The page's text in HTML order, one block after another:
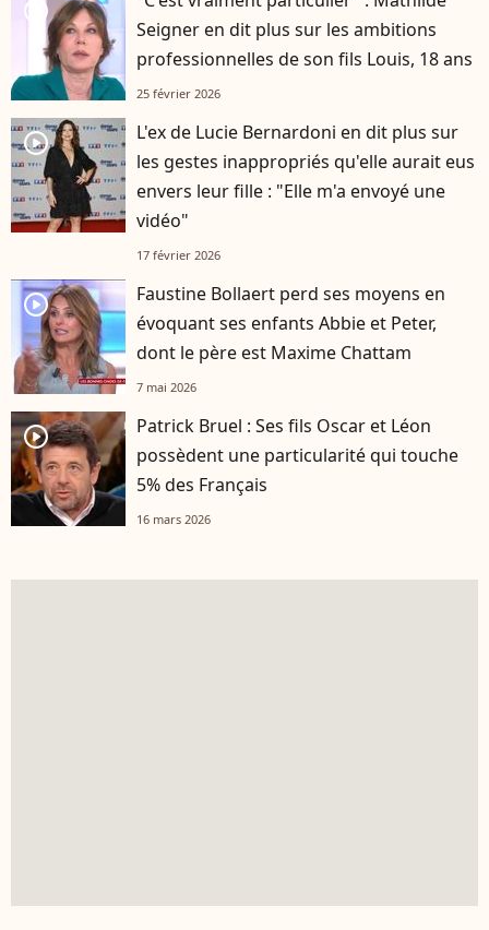
player2
Seigner en dit plus sur les ambitions
professionnelles de son fils Louis, 18 ans
25 février 2026
player2
L'ex de Lucie Bernardoni en dit plus sur
les gestes inappropriés qu'elle aurait eus
envers leur fille : "Elle m'a envoyé une
vidéo"
17 février 2026
player2
Faustine Bollaert perd ses moyens en
évoquant ses enfants Abbie et Peter,
dont le père est Maxime Chattam
7 mai 2026
player2
Patrick Bruel : Ses fils Oscar et Léon
possèdent une particularité qui touche
5% des Français
16 mars 2026